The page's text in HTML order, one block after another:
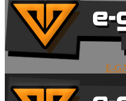
E-